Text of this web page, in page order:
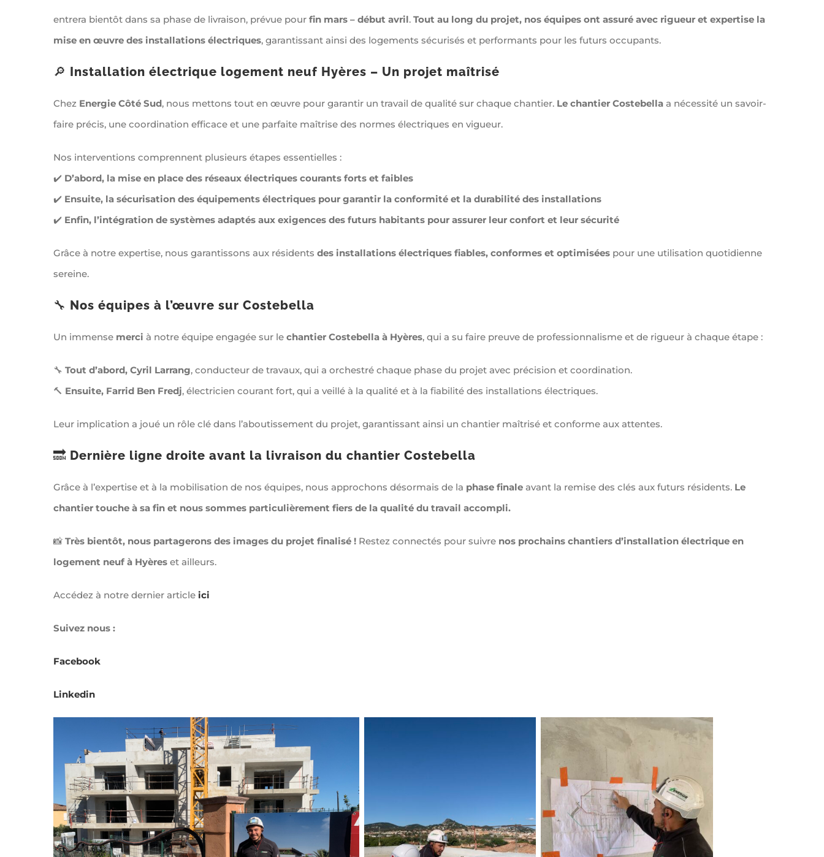
entrera bientôt dans sa phase de livraison, prévue pour fin mars – début avril. Tout au long du projet, nos équipes ont assuré avec rigueur et expertise la
mise en œuvre des installations électriques, garantissant ainsi des logements sécurisés et performants pour les futurs occupants.
🔎 Installation électrique logement neuf Hyères – Un projet maîtrisé
Chez Energie Côté Sud, nous mettons tout en œuvre pour garantir un travail de qualité sur chaque chantier. Le chantier Costebellaa nécessité un savoir-
faire précis, une coordination efficace et une parfaite maîtrise des normes électriques en vigueur.
Nos interventions comprennent plusieurs étapes essentielles :
✔️ D’abord, la mise en place des réseaux électriques courants forts et faibles
✔️ Ensuite, la sécurisation des équipements électriques pour garantir la conformité et la durabilité des installations
✔️ Enfin, l’intégration de systèmes adaptés aux exigences des futurs habitants pour assurer leur confort et leur sécurité
Grâce à notre expertise, nous garantissons aux résidents des installations électriques fiables, conformes et optimiséespour une utilisation quotidienne
sereine.
🔧 Nos équipes à l’œuvre sur Costebella
Un immense merci à notre équipe engagée sur le chantier Costebella à Hyères, qui a su faire preuve de professionnalisme et de rigueur à chaque étape :
🔧 Tout d’abord, Cyril Larrang, conducteur de travaux, qui a orchestré chaque phase du projet avec précision et coordination.
🔨 Ensuite, Farrid Ben Fredj, électricien courant fort, qui a veillé à la qualité et à la fiabilité des installations électriques.
Leur implication a joué un rôle clé dans l’aboutissement du projet, garantissant ainsi un chantier maîtrisé et conforme aux attentes.
🔜 Dernière ligne droite avant la livraison du chantier Costebella
Grâce à l’expertise et à la mobilisation de nos équipes, nous approchons désormais de la phase finaleavant la remise des clés aux futurs résidents. Le
chantier touche à sa fin et nous sommes particulièrement fiers de la qualité du travail accompli.
📸 Très bientôt, nous partagerons des images du projet finalisé !Restez connectés pour suivre nos prochains chantiers d’installation électrique en
logement neuf à Hyèreset ailleurs.
Accédez à notre dernier article ici
Suivez nous :
Facebook
Linkedin